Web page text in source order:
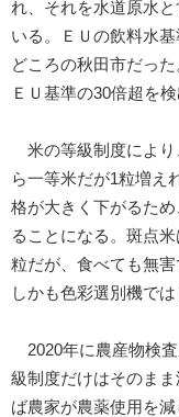
れ、それを水道原水
いる。ＥＵの飲料水
どころの秋田市だっ
ＥＵ基準の30倍超を検
米の等級制度により
ら一等米だが1粒増え
格が大きく下がるた
ることになる。斑点
粒だが、食べても無
しかも色彩選別機で
2020年に農産物検
級制度だけはそのま
ば農家が農薬使用を